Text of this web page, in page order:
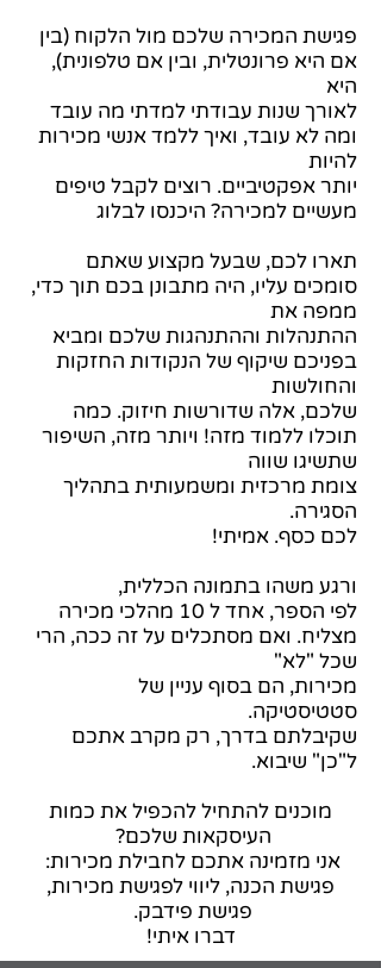
פגישת המכירה שלכם מול הלקוח (בין
אם היא פרונטלית, ובין אם טלפונית),
היא
לאורך שנות עבודתי למדתי מה עובד
ומה לא עובד, ואיך ללמד אנשי מכירות
להיות
יותר אפקטיביים. רוצים לקבל טיפים
מעשיים למכירה? היכנסו לבלוג
תארו לכם, שבעל מקצוע שאתם
סומכים עליו, היה מתבונן בכם תוך כדי,
ממפה את
ההתנהלות וההתנהגות שלכם ומביא
בפניכם שיקוף של הנקודות החזקות
והחולשות
שלכם, אלה שדורשות חיזוק. כמה
תוכלו ללמוד מזה! ויותר מזה, השיפור
שתשיגו שווה
צומת מרכזית ומשמעותית בתהליך
הסגירה.
לכם כסף. אמיתי!
ורגע משהו בתמונה הכללית,
לפי הספר, אחד ל 10 מהלכי מכירה
מצליח. ואם מסתכלים על זה ככה, הרי
שכל "לא"
מכירות, הם בסוף עניין של
סטטיסטיקה.
שקיבלתם בדרך, רק מקרב אתכם
ל"כן" שיבוא.
מוכנים להתחיל להכפיל את כמות
העיסקאות שלכם?
אני מזמינה אתכם לחבילת מכירות:
פגישת הכנה, ליווי לפגישת מכירות,
פגישת פידבק.
דברו איתי!